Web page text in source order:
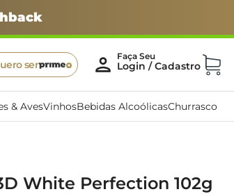
ser
& AvesVinhosBebidas AlcoólicasChurrasco
White Perfection 102g